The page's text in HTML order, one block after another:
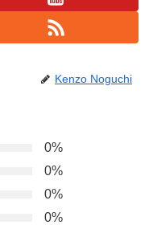
Kenzo Noguchi
0%
0%
0%
0%